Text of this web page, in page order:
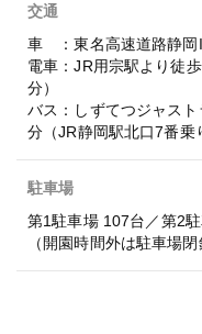
交通
車 ：東名高速道路静岡
電車：JR用宗駅より徒
分）
バス：しずてつジャス
分（JR静岡駅北口7番乗
駐車場
第1駐車場 107台／第2
（開園時間外は駐車場閉